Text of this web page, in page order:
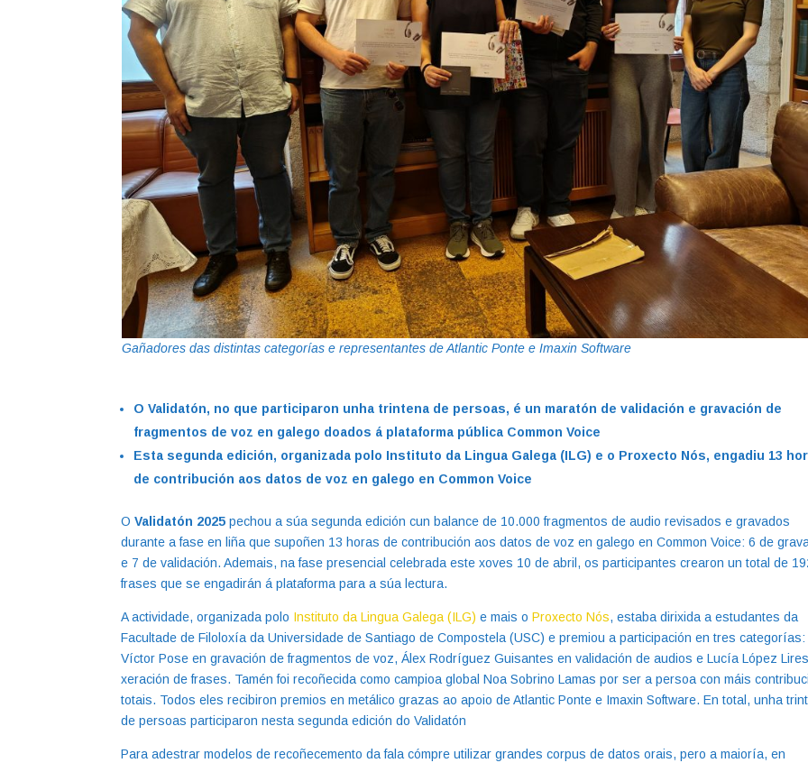
Gañadores das distintas categorías e representantes de Atlantic Ponte e Imaxin Software
O Validatón, no que participaron unha trintena de persoas, é un maratón de validación e gravación de
fragmentos de voz en galego doados á plataforma pública Common Voice
Esta segunda edición, organizada polo Instituto da Lingua Galega (ILG) e o Proxecto Nós, engadiu 13
de contribución aos datos de voz en galego en Common Voice
OValidatón 2025 pechou a súa segunda edición cun balance de 10.000 fragmentos de audio revisados e gravados
durante a fase en liña que supoñen 13 horas de contribución aos datos de voz en galego en Common Voice: 6 de
e 7 de validación. Ademais, na fase presencial celebrada este xoves 10 de abril, os participantes crearon un total de
frases que se engadirán á plataforma para a súa lectura.
A actividade, organizada polo Instituto da Lingua Galega (ILG) e mais oProxecto Nós, estaba dirixida a estudantes da
Facultade de Filoloxía da Universidade de Santiago de Compostela (USC) e premiou a participación en tres categorías:
Víctor Pose en gravación de fragmentos de voz, Álex Rodríguez Guisantes en validación de audios e Lucía López
xeración de frases. Tamén foi recoñecida como campioa global Noa Sobrino Lamas por ser a persoa con máis
totais. Todos eles recibiron premios en metálico grazas ao apoio de Atlantic Ponte e Imaxin Software. En total, unha
de persoas participaron nesta segunda edición do Validatón
Para adestrar modelos de recoñecemento da fala cómpre utilizar grandes corpus de datos orais, pero a maioría, en